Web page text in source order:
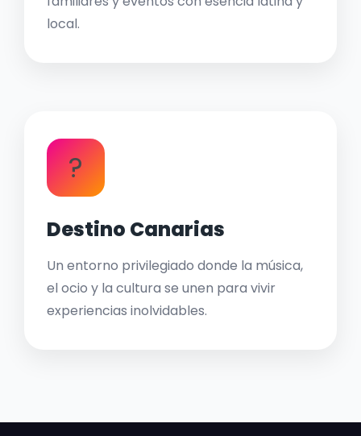
local.
?
Destino Canarias
Un entorno privilegiado donde la música,
el ocio y la cultura se unen para vivir
experiencias inolvidables.